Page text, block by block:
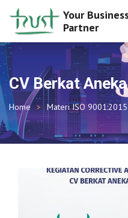
Your
Partner
CV Berkat
Home Materi ISO 9001:2015